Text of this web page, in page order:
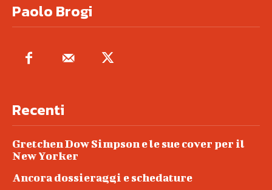
Paolo Brogi
Recenti
Gretchen Dow Simpson e le sue cover per il
New Yorker
Ancora dossieraggi e schedature